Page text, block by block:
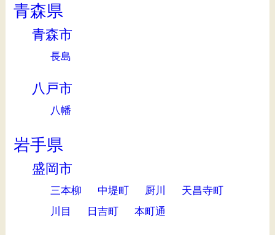
青森県
青森市
長島
八戸市
八幡
岩手県
盛岡市
三本柳 中堤町 厨川
天昌寺町
川目
日吉町 本町通